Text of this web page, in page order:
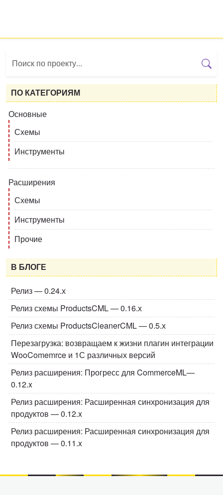
ПО КАТЕГОРИЯМ
Основные
Схемы
Инструменты
Расширения
Схемы
Инструменты
Прочие
В БЛОГЕ
Релиз — 0.24.х
Релиз схемы ProductsCML — 0.16.х
Релиз схемы ProductsCleanerCML — 0.5.х
Перезагрузка: возвращаем к жизни плагин интеграции
WooComemrce и 1С различных версий
Релиз расширения: Прогресс для CommerceML—
0.12.x
Релиз расширения: Расширенная синхронизация для
продуктов — 0.12.x
Релиз расширения: Расширенная синхронизация для
продуктов — 0.11.x